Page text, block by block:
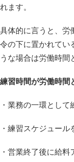
れます。
具体的に言うと、労
令の下に置かれてい
うな場合は労働時間
練習時間が労働時間
・業務の一環とし
・練習スケジュー
・営業終了後に給